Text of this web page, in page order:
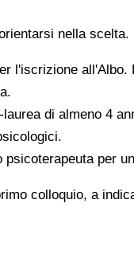
nella scelta.
l'iscrizione all'Albo.
di almeno 4
per
colloquio, a